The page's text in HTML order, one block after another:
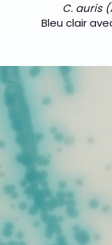
C. auris
Bleu clair
<img
src="https://
content/uploads/
alt="CHROMagar
title="CHROMagar